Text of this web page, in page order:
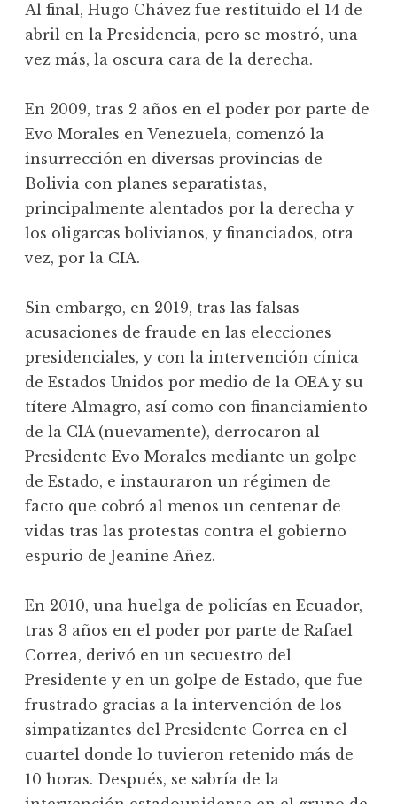
Al final, Hugo Chávez fue restituido el 14 de
abril en la Presidencia, pero se mostró, una
vez más, la oscura cara de la derecha.
En 2009, tras 2 años en el poder por parte de
Evo Morales en Venezuela, comenzó la
insurrección en diversas provincias de
Bolivia con planes separatistas,
principalmente alentados por la derecha y
los oligarcas bolivianos, y financiados, otra
vez, por la CIA.
Sin embargo, en 2019, tras las falsas
acusaciones de fraude en las elecciones
presidenciales, y con la intervención cínica
de Estados Unidos por medio de la OEA y su
títere Almagro, así como con financiamiento
de la CIA (nuevamente), derrocaron al
Presidente Evo Morales mediante un golpe
de Estado, e instauraron un régimen de
facto que cobró al menos un centenar de
vidas tras las protestas contra el gobierno
espurio de Jeanine Añez.
En 2010, una huelga de policías en Ecuador,
tras 3 años en el poder por parte de Rafael
Correa, derivó en un secuestro del
Presidente y en un golpe de Estado, que fue
frustrado gracias a la intervención de los
simpatizantes del Presidente Correa en el
cuartel donde lo tuvieron retenido más de
10 horas. Después, se sabría de la